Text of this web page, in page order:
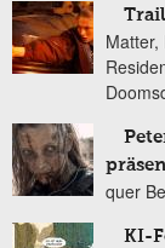
quer
KI-